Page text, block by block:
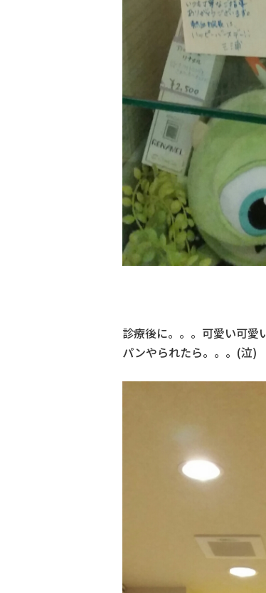
診療後に。。。可愛い可愛
パンやられたら。。。(泣)